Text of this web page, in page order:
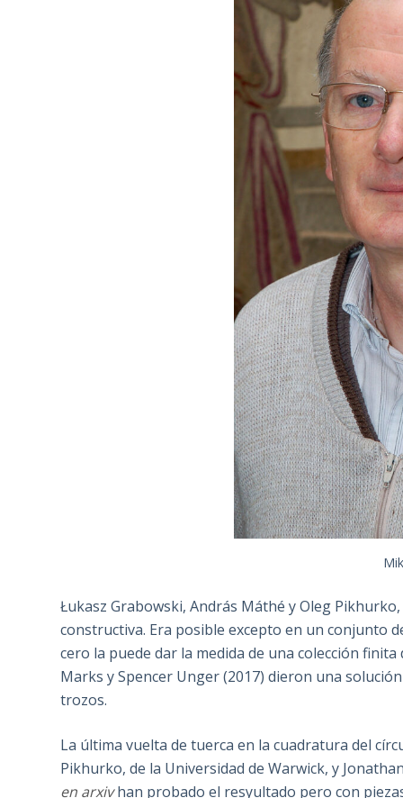
Łukasz Grabowski, András Máthé y Oleg
constructiva. Era posible excepto en un conjunto
cero la puede dar la medida de una colección
Marks y Spencer Unger (2017) dieron una
trozos.
La última vuelta de tuerca en la cuadratura del
Pikhurko, de la Universidad de Warwick, y
en arxivhan probado el resyultado pero con